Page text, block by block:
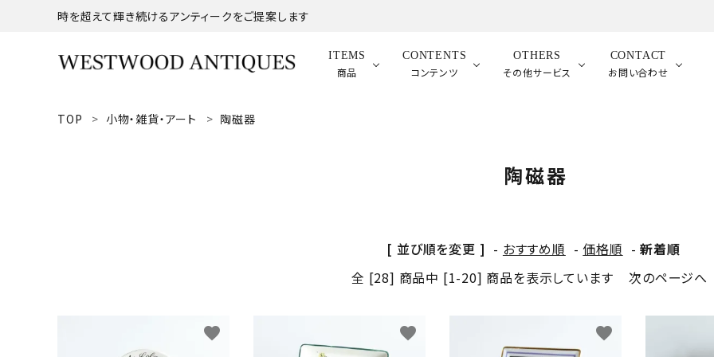
時を超えて輝き続けるアンティークをご提案します
ITEMS
商品
CONTENTS
コンテンツ
OTHERS
その他サービス
CONTACT
お問い合わせ
search
TOP 小物・雑貨・アート 陶磁器
陶磁器
[ 並び順を変更 ] - おすすめ順 - 価格順 -新着順
全 [28] 商品中 [1-20] 商品を表示しています
次のページへ
favorite favorite favorite